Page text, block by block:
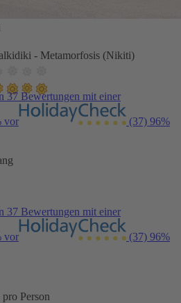
- Metamorfosis (Nikiti)
37 Bewertungen mit einer
vor (37) 96%
37 Bewertungen mit einer
vor (37) 96%
pro Person